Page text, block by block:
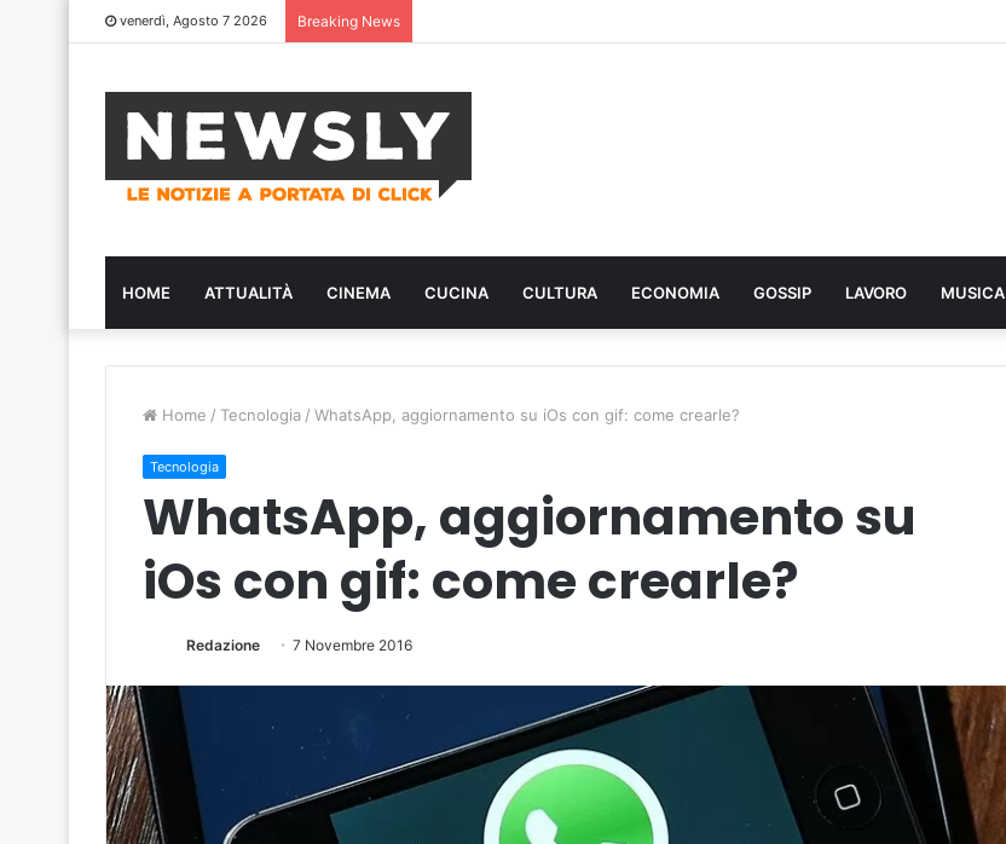
venerdì, Agosto 7 2026 Breaking News
HOME ATTUALITÀ CINEMA CUCINA CULTURA ECONOMIA GOSSIP LAVORO MUSICA
Home / Tecnologia / WhatsApp, aggiornamento su iOs con gif: come crearle?
Tecnologia
WhatsApp, aggiornamento su
iOs con gif: come crearle?
Redazione 7 Novembre 2016